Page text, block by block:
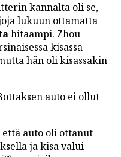
kannalta oli se,
lukuun ottamatta
hitaampi. Zhou
kisassa
hän oli kisassakin
auto ei ollut
auto oli ottanut
ja kisa valui